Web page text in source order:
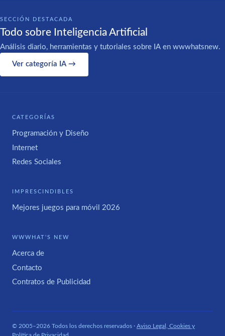
SECCIÓN DESTACADA
Todo sobre Inteligencia Artificial
Análisis diario, herramientas y tutoriales sobre IA en wwwhatsnew.
Ver categoría IA →
CATEGORÍAS
Programación y Diseño
Internet
Redes Sociales
IMPRESCINDIBLES
Mejores juegos para móvil 2026
WWWHAT'S NEW
Acerca de
Contacto
Contratos de Publicidad
© 2005–2026 Todos los derechos reservados · Aviso Legal, Cookies y